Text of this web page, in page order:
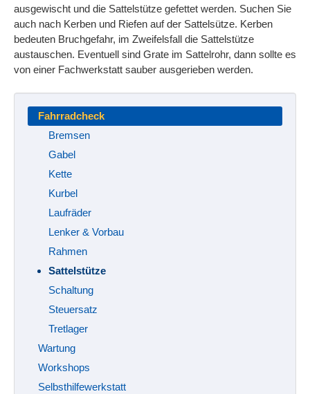
ausgewischt und die Sattelstütze gefettet werden. Suchen Sie
auch nach Kerben und Riefen auf der Sattelsütze. Kerben
bedeuten Bruchgefahr, im Zweifelsfall die Sattelstütze
austauschen. Eventuell sind Grate im Sattelrohr, dann sollte es
von einer Fachwerkstatt sauber ausgerieben werden.
Fahrradcheck
Bremsen
Gabel
Kette
Kurbel
Laufräder
Lenker & Vorbau
Rahmen
Sattelstütze
Schaltung
Steuersatz
Tretlager
Wartung
Workshops
Selbsthilfewerkstatt